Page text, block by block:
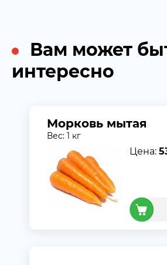
Вам может
интересно
Морковь мытая
Вес: 1 кг
Цена: